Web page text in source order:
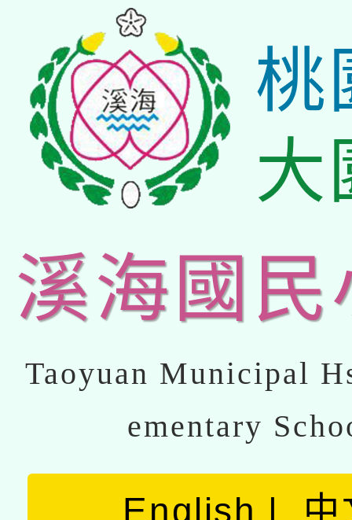
桃
大
溪海國民
Taoyuan Municipal
ementary
English 中